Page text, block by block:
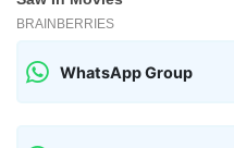
WhatsApp Group